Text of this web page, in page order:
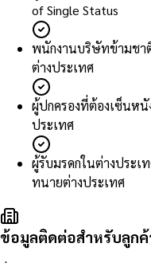
of Single Status
พนักงานบริษัทข้ามชา
ต่างประเทศ
ผู้ปกครองที่ต้องเซ็นห
ประเทศ
ผู้รับมรดกในต่างประเ
ทนายต่างประเทศ
ข้อมูลติดต่อสำหรับลูกค้